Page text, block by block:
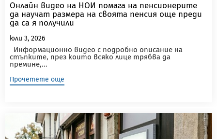
Онлайн видео на НОИ помага на пенсионерите
да научат размера на своята пенсия още преди
да са я получили
юли 3, 2026
Информационно видео с подробно описание на
стъпките, през които всяко лице трябва да
премине,...
Прочетете още